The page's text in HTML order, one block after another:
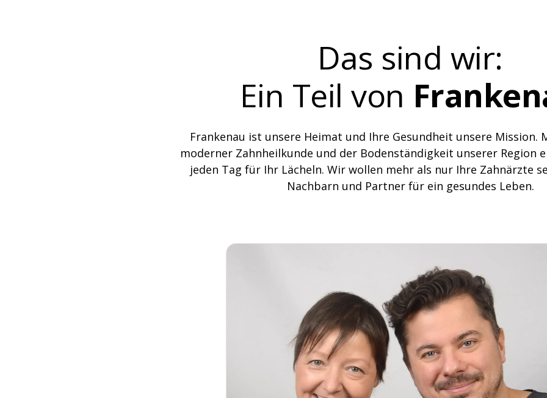
Das sind wir:
Ein Teil von
Frankenau ist unsere Heimat und Ihre Gesundheit unsere Mission.
moderner Zahnheilkunde und der Bodenständigkeit unserer Region
jeden Tag für Ihr Lächeln. Wir wollen mehr als nur Ihre Zahnärzte
Nachbarn und Partner für ein gesundes Leben.